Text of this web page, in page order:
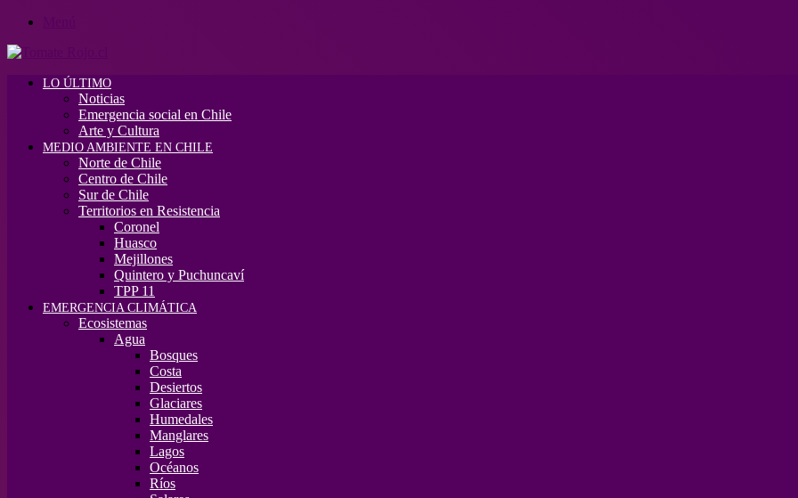
LO ÚLTIMO
Noticias
Emergencia social en Chile
Arte y Cultura
MEDIO AMBIENTE EN CHILE
Norte de Chile
Centro de Chile
Sur de Chile
Territorios en Resistencia
Coronel
Huasco
Mejillones
Quintero y Puchuncaví
TPP 11
EMERGENCIA CLIMÁTICA
Ecosistemas
Agua
Bosques
Costa
Desiertos
Glaciares
Humedales
Manglares
Lagos
Océanos
Ríos